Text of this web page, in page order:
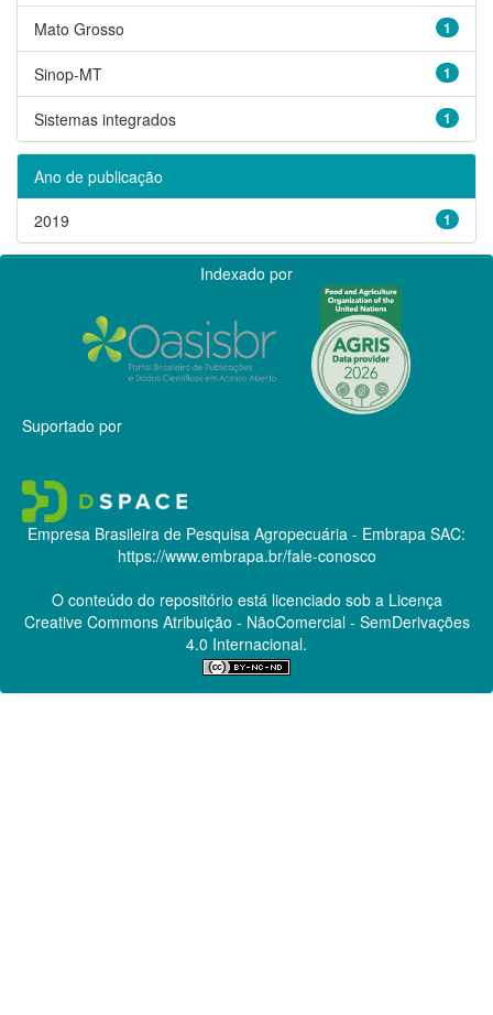
1
Mato Grosso
1
Sinop-MT
1
Sistemas integrados
Ano de publicação
1
2019
Indexado por
Suportado por
Empresa Brasileira de Pesquisa Agropecuária - Embrapa SAC:
https://www.embrapa.br/fale-conosco
O conteúdo do repositório está licenciado sob a Licença
Creative CommonsAtribuição - NãoComercial - SemDerivações
4.0 Internacional.